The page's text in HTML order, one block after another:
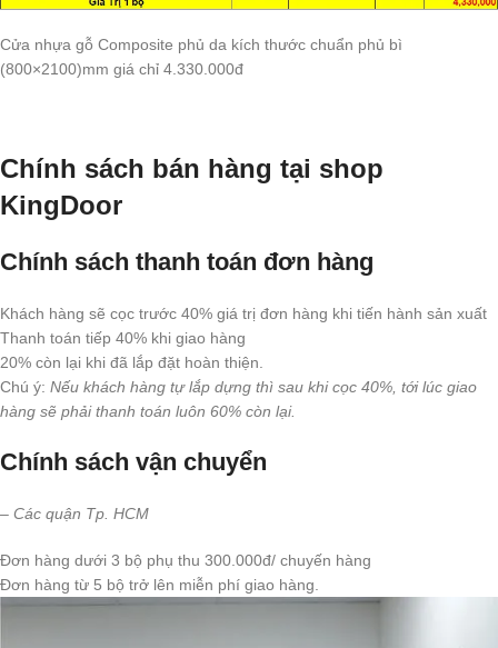
Cửa nhựa gỗ Composite phủ da kích thước chuẩn phủ bì
(800×2100)mm giá chỉ 4.330.000đ
Chính sách bán hàng tại shop
KingDoor
Chính sách thanh toán đơn hàng
Khách hàng sẽ cọc trước 40% giá trị đơn hàng khi tiến hành sản xuất
Thanh toán tiếp 40% khi giao hàng
20% còn lại khi đã lắp đặt hoàn thiện.
Chú ý: Nếu khách hàng tự lắp dựng thì sau khi cọc 40%, tới lúc giao
hàng sẽ phải thanh toán luôn 60% còn lại.
Chính sách vận chuyển
– Các quận Tp. HCM
Đơn hàng dưới 3 bộ phụ thu 300.000đ/ chuyến hàng
Đơn hàng từ 5 bộ trở lên miễn phí giao hàng.